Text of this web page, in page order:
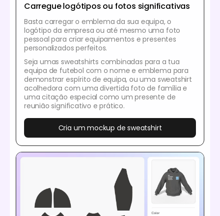
Carregue logótipos ou fotos significativas
Basta carregar o emblema da sua equipa, o
logótipo da empresa ou até mesmo uma foto
pessoal para criar equipamentos e presentes
personalizados perfeitos.
Seja umas sweatshirts combinadas para a tua
equipa de futebol com o nome e emblema para
demonstrar espírito de equipa, ou uma sweatshirt
acolhedora com uma divertida foto de família e
uma citação especial como um presente de
reunião significativo e prático.
Cria um mockup de sweatshirt